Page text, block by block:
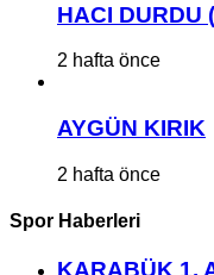
HACI DURDU
2 hafta önce
AYGÜN KIRIK
2 hafta önce
Spor Haberleri
KARABÜK 1.